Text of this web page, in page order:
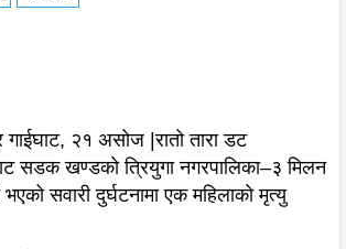
गाईघाट, २१ असोज |रातो तारा डट
सडक खण्डको त्रियुगा नगरपालिका–३ मिलन
भएको सवारी दुर्घटनामा एक महिलाको मृत्यु